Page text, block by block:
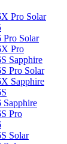
Pro Solar
Pro Solar
Pro
Sapphire
Pro Solar
Sapphire
Sapphire
Pro
Solar